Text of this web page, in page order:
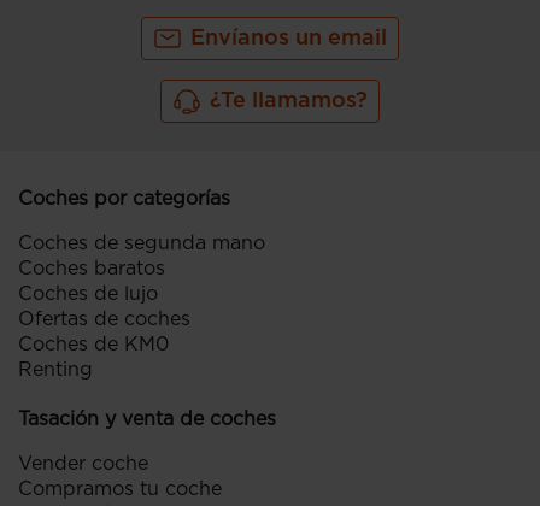
Envíanos un email
¿Te llamamos?
Coches por categorías
Coches de segunda mano
Coches baratos
Coches de lujo
Ofertas de coches
Coches de KM0
Renting
Tasación y venta de coches
Vender coche
Compramos tu coche